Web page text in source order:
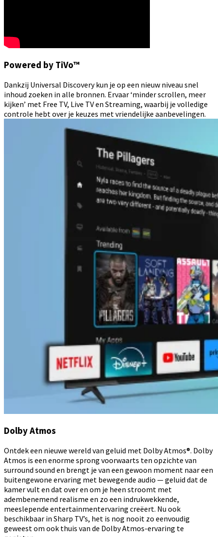
Powered by TiVo™
Dankzij Universal Discovery kun je op een nieuw niveau snel
inhoud zoeken in alle bronnen. Ervaar ‘minder scrollen, meer
kijken’ met Free TV, Live TV en Streaming, waarbij je volledige
controle hebt over je keuzes met vriendelijke aanbevelingen.
Dolby Atmos
Ontdek een nieuwe wereld van geluid met Dolby Atmos®. Dolby
Atmos is een enorme sprong voorwaarts ten opzichte van
surround sound en brengt je van een gewoon moment naar een
buitengewone ervaring met bewegende audio — geluid dat de
kamer vult en dat over en om je heen stroomt met
adembenemend realisme en zo een indrukwekkende,
meeslepende entertainmentervaring creëert. Nu ook
beschikbaar in Sharp TV’s, het is nog nooit zo eenvoudig
geweest om ook thuis van de Dolby Atmos-ervaring te